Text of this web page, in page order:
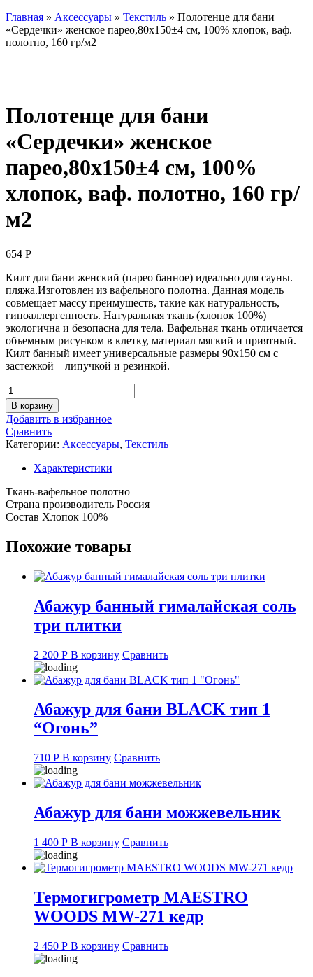
Главная » Аксессуары » Текстиль » Полотенце для бани
«Сердечки» женское парео,80х150±4 см, 100% хлопок, ваф.
полотно, 160 гр/м2
Полотенце для бани
«Сердечки» женское
парео,80х150±4 см, 100%
хлопок, ваф. полотно, 160 гр/
м2
654 Р
Килт для бани женский (парео банное) идеально для сауны.
пляжа.Изготовлен из вафельного полотна. Данная модель
совмещает массу преимуществ, такие как натуральность,
гипоаллергенность. Натуральная ткань (хлопок 100%)
экологична и безопасна для тела. Вафельная ткань отличается
объемным рисунком в клетку, материал мягкий и приятный.
Килт банный имеет универсальные размеры 90х150 см с
застежкой – липучкой и резинкой.
Количество
товара
Полотенце
для
бани
«Сердечки»
женское
парео,80х150±4
см,
100%
хлопок,
полотно,
160
В корзину
Добавить в избранное
Сравнить
Категории: Аксессуары, Текстиль
Характеристики
Ткань-вафельное полотно
Страна производитель Россия
Состав Хлопок 100%
Похожие товары
Абажур банный гималайская соль
три плитки
2 200 Р В корзину Сравнить
Абажур для бани BLACK тип 1
“Огонь”
710 Р В корзину Сравнить
Абажур для бани можжевельник
1 400 Р В корзину Сравнить
Термогигрометр MAESTRO
WOODS MW-271 кедр
2 450 Р В корзину Сравнить